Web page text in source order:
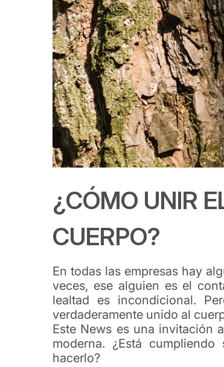
¿CÓMO UNIR
CUERPO?
En todas las empresas hay
veces, ese alguien es el
lealtad es incondicional.
verdaderamente unido al
Este News es una invitación
moderna. ¿Está
hacerlo?